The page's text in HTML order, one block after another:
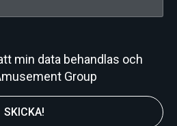
min data behandlas och
Group
SKICKA!